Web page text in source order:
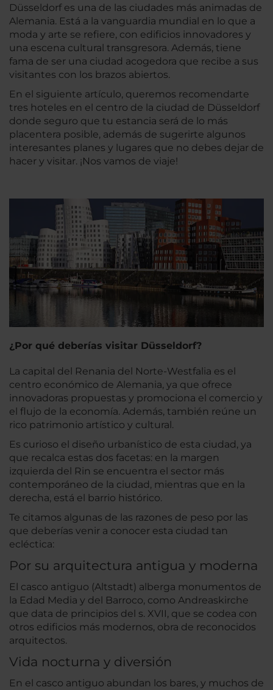
Düsseldorf es una de las ciudades más animadas de
Alemania. Está a la vanguardia mundial en lo que a
moda y arte se refiere, con edificios innovadores y
una escena cultural transgresora. Además, tiene
fama de ser una ciudad acogedora que recibe a sus
visitantes con los brazos abiertos.
En el siguiente artículo, queremos recomendarte
tres hoteles en el centro de la ciudad de Düsseldorf
donde seguro que tu estancia será de lo más
placentera posible, además de sugerirte algunos
interesantes planes y lugares que no debes dejar de
hacer y visitar. ¡Nos vamos de viaje!
¿Por qué deberías visitar Düsseldorf?
La capital del Renania del Norte-Westfalia es el
centro económico de Alemania, ya que ofrece
innovadoras propuestas y promociona el comercio y
el flujo de la economía. Además, también reúne un
rico patrimonio artístico y cultural.
Es curioso el diseño urbanístico de esta ciudad, ya
que recalca estas dos facetas: en la margen
izquierda del Rin se encuentra el sector más
contemporáneo de la ciudad, mientras que en la
derecha, está el barrio histórico.
Te citamos algunas de las razones de peso por las
que deberías venir a conocer esta ciudad tan
ecléctica:
Por su arquitectura antigua y moderna
El casco antiguo (Altstadt) alberga monumentos de
la Edad Media y del Barroco, como Andreaskirche
que data de principios del s. XVII, que se codea con
otros edificios más modernos, obra de reconocidos
arquitectos.
Vida nocturna y diversión
En el casco antiguo abundan los bares, y muchos de